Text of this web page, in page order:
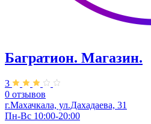
Багратион. Магазин.
3
0 отзывов
г.Махачкала, ул.Дахадаева, 31
Пн-Вс 10:00-20:00